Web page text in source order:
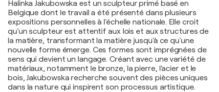
Halinka Jakubowska est un sculpteur primé basé en
Belgique dont le travail a été présenté dans plusieurs
expositions personnelles à l'échelle nationale. Elle croit
qu'un sculpteur est attentif aux lois et aux structures de
la matière, transformant la matière jusqu'à ce qu'une
nouvelle forme émerge. Ces formes sont imprégnées de
sens qui devient un langage. Créant avec une variété de
matériaux, notamment le bronze, la pierre, l'acier et le
bois, Jakubowska recherche souvent des pièces uniques
dans la nature qui inspirent son processus artistique.